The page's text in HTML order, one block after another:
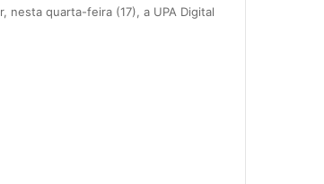
nesta quarta-feira (17), a UPA Digital